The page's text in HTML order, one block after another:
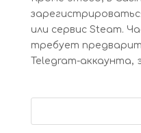
или сервис Steam.
требует
Telegram-аккаунта,